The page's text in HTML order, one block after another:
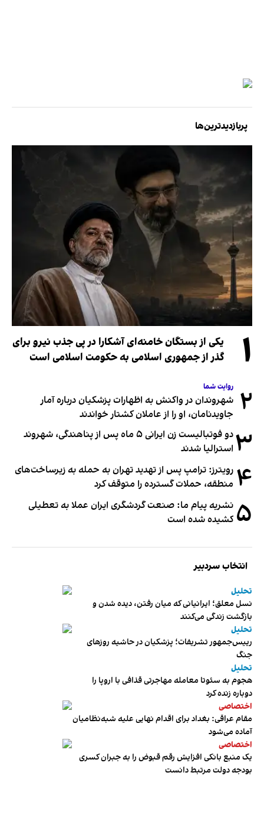
پربازدیدترین‌ها
۱
یکی از بستگان خامنه‌ای آشکارا در پی جذب نیرو برای
گذر از جمهوری اسلامی به حکومت اسلامی است
۲ روایت شما
شهروندان در واکنش به اظهارات پزشکیان درباره آمار
جاویدنامان، او را از عاملان کشتار خواندند
۳
دو فوتبالیست زن ایرانی ۵ ماه پس از پناهندگی، شهروند
استرالیا شدند
۴ رویترز: ترامپ پس از تهدید تهران به حمله به زیرساخت‌های
منطقه، حملات گسترده را متوقف کرد
۵ نشریه پیام ما: صنعت گردشگری ایران عملا به تعطیلی
کشیده شده است
انتخاب سردبیر
تحلیل
نسل معلق؛ ایرانیانی که میان رفتن، دیده شدن و
بازگشت زندگی می‌کنند
تحلیل
رییس‌جمهور تشریفات؛ پزشکیان در حاشیه روزهای
جنگ
تحلیل
هجوم به سئوتا معامله مهاجرتی قذافی با اروپا را
دوباره زنده کرد
اختصاصی
مقام عراقی: بغداد برای اقدام نهایی علیه شبه‌نظامیان
آماده می‌شود
اختصاصی
یک منبع بانکی افزایش رقم قبوض را به جبران کسری
بودجه دولت مرتبط دانست